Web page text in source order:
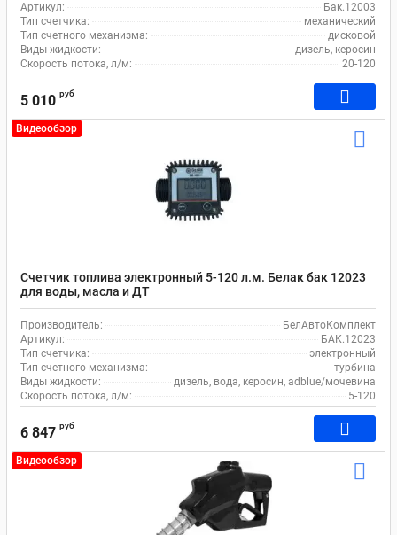
Артикул:
Бак.12003
Тип счетчика:
механический
Тип счетного механизма:
дисковой
Виды жидкости:
дизель, керосин
Скорость потока, л/м:
20-120
5 010 руб
Видеообзор
Счетчик топлива электронный 5-120 л.м. Белак бак 12023
для воды, масла и ДТ
Производитель:
БелАвтоКомплект
Артикул:
БАК.12023
Тип счетчика:
электронный
Тип счетного механизма:
турбина
Виды жидкости:
дизель, вода, керосин, adblue/мочевина
Скорость потока, л/м:
5-120
6 847 руб
Видеообзор